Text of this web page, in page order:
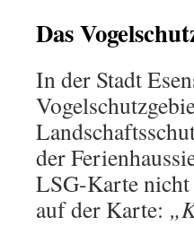
Das
In der Stadt
der
LSG-Karte
auf der Karte: